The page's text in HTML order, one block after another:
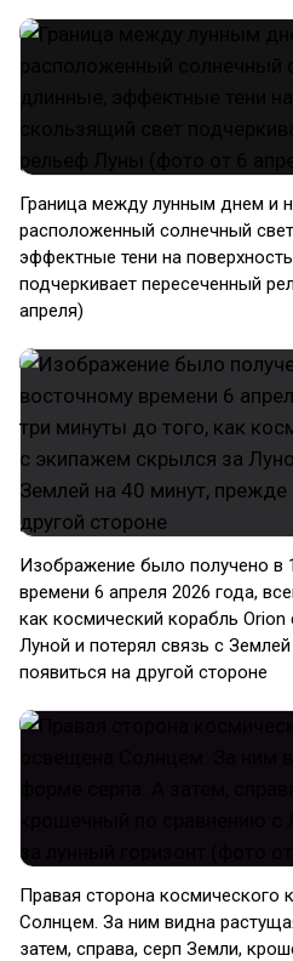
Граница между лунным днем и
расположенный солнечный
эффектные тени на
подчеркивает пересеченный
апреля)
Изображение было получено в
времени 6 апреля 2026 года,
как космический корабль
Луной и потерял связь с
появиться на другой стороне
Правая сторона космического
Солнцем. За ним видна
затем, справа, серп Земли,